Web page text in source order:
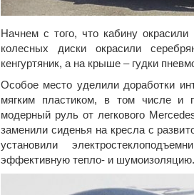
Начнем с того, что кабину
колесных диски окрасили
кенгуртяник, а на крыше – гудки
Особое место уделили доработки
мягким пластиком, в том числе и
модерный руль от легкового
заменили сиденья на кресла с
установили
эффективную тепло- и шумоизоляцию.